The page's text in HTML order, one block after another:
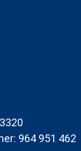
964 951 462